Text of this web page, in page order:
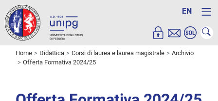
EN
Home Didattica Corsi di laurea e laurea magistrale
Archivio
Offerta Formativa 2024/25